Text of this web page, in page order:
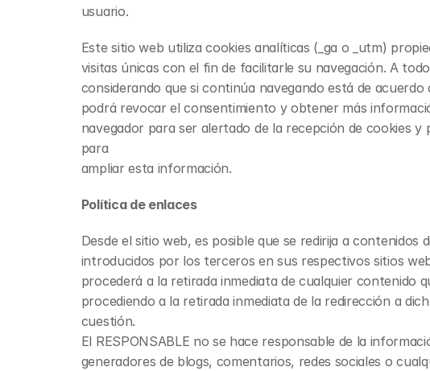
usuario.
Este sitio web utiliza cookies analíticas (_ga o _utm)
visitas únicas con el fin de facilitarle su navegación. A
considerando que si continúa navegando está de
podrá revocar el consentimiento y obtener más
navegador para ser alertado de la recepción de cookies
para
ampliar esta información.
Política de enlaces
Desde el sitio web, es posible que se redirija a
introducidos por los terceros en sus respectivos sitios
procederá a la retirada inmediata de cualquier contenido
procediendo a la retirada inmediata de la redirección a
cuestión.
El RESPONSABLE no se hace responsable de la
generadores de blogs, comentarios, redes sociales o